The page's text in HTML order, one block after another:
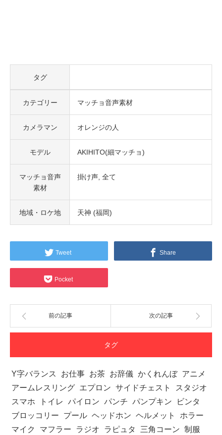
タグ
カテゴリー マッチョ音声素材
カメラマン オレンジの人
モデル AKIHITO(細マッチョ)
マッチョ音声
素材
掛け声 全て
地域・ロケ地 天神 (福岡)
Tweet Share
Pocket
前の記事 次の記事
タグ
Y字バランス お仕事 お茶 お辞儀 かくれんぼ アニメ
アームレスリング エプロン サイドチェスト
スタジオ
スマホ
トイレ パイロン パンチ パンプキン
ビンタ
ブロッコリー
プール ヘッドホン ヘルメット
ホラー
マイク
マフラー ラジオ ラピュタ 三角コーン 制服